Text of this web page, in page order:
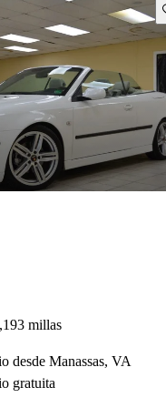
millas
desde Manassas, VA
gratuita